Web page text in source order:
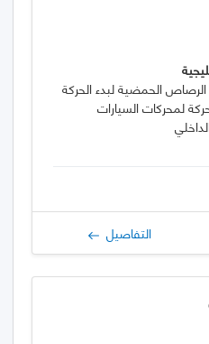
الرصاص الحمضية لبدء الحركة
لمحركات السيارات
التفاصيل